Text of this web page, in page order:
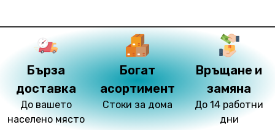
Бърза
доставка
До вашето
населено място
Богат
асортимент
Стоки за дома
Връщане и
замяна
До 14 работни
дни